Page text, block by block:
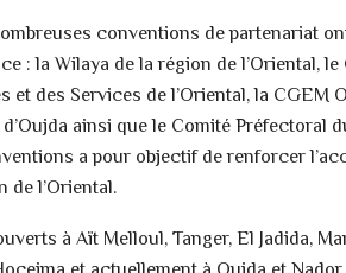
conventions de partenariat
: la Wilaya de la région de l’Oriental,
et des Services de l’Oriental, la CGEM
d’Oujda ainsi que le Comité
a pour objectif de renforcer
l’Oriental.
à Aït Melloul, Tanger, El Jadida,